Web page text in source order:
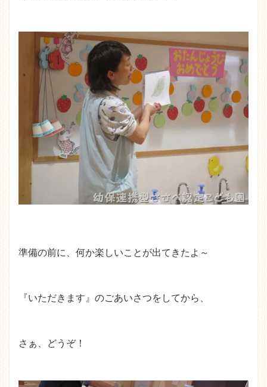
準備の前に、何か楽しいことが出てきたよ～
『いただきます』のごあいさつをしてから、
さぁ、どうぞ！